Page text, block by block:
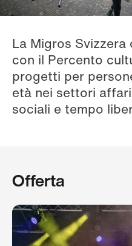
La Migros
con il Percento
progetti per
età nei settori
sociali e tempo
Offerta